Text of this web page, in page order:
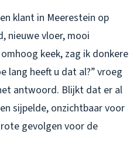
klant in Meerestein op
nieuwe vloer, mooi
keek, zag ik donkere
lang heeft u dat al?” vroeg
antwoord. Blijkt dat er al
sijpelde, onzichtbaar voor
gevolgen voor de